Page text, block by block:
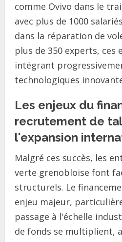
comme Ovivo dans le
avec plus de 1000
dans la réparation de
plus de 350 experts, ces
intégrant
technologiques
Les enjeux du
recrutement de
l'expansion
Malgré ces succès, les
verte grenobloise font
structurels. Le
enjeu majeur,
passage à l'échelle
de fonds se multiplient,